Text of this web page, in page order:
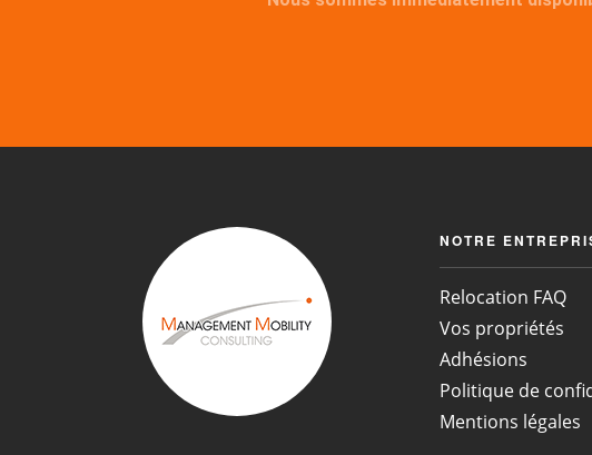
NOTRE
Relocation FAQ
Vos propriétés
Adhésions
Politique de
Mentions légales